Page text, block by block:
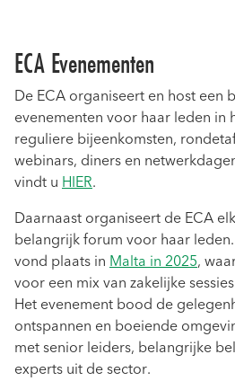
ECA Evenementen
De ECA organiseert en host een
evenementen voor haar leden in
reguliere bijeenkomsten,
webinars, diners en
vindt u HIER.
Daarnaast organiseert de ECA
belangrijk forum voor haar
vond plaats in Malta in 2025,
voor een mix van zakelijke
Het evenement bood de
ontspannen en boeiende
met senior leiders, belangrijke
experts uit de sector.